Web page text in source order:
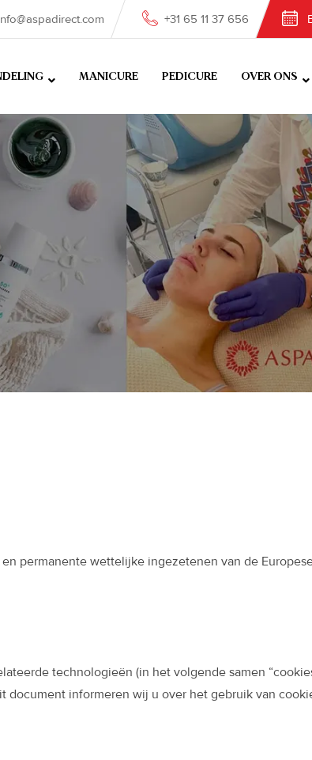
+31 65 11 37 656
MANICURE PEDICURE OVER ONS
permanente wettelijke ingezetenen van de
technologieën (in het volgende samen
informeren wij u over het gebruik van